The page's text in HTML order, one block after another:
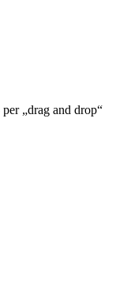
„drag and drop“